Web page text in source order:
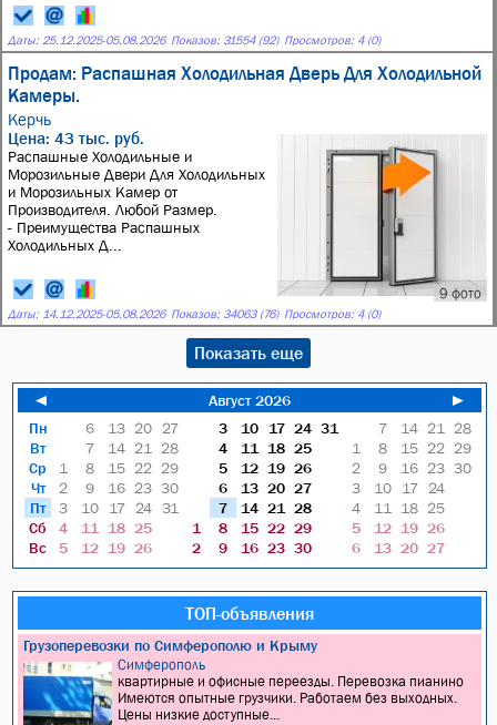
Даты: 25.12.2025-05.08.2026 Показов: 31554 (92) Просмотров: 4 (0)
Продам: Распашная Холодильная Дверь Для Холодильной
Камеры.
Керчь
9 фото
Цена: 43 тыс. руб.
Распашные Холодильные и
Морозильные Двери Для Холодильных
и Морозильных Камер от
Производителя. Любой Размер.
- Преимущества Распашных
Холодильных Д...
Даты: 14.12.2025-05.08.2026 Показов: 34063 (76) Просмотров: 4 (0)
Показать еще
◄ Август 2026
►
Пн
Вт
Ср
Чт
Пт
Сб
Вс
6 13 20
27
7
14 21
28
1
8 15 22 29
2
9 16 23 30
3
10 17 24 31
4
11 18 25
5
12 19 26
3 10 17 24 31
4
11 18 25
5
12 19 26
6
13 20 27
7
14 21
28
1
8 15 22 29
2
9 16 23 30
7 14 21
28
1
8 15 22 29
2
9 16 23 30
3
10 17
24
4
11 18 25
5
12 19 26
6
13 20 27
ТОП-объявления
Грузоперевозки по Симферополю и Крыму
Симферополь
квартирные и офисные переезды. Перевозка пианино
Имеются опытные грузчики. Работаем без выходных.
Цены низкие доступные...